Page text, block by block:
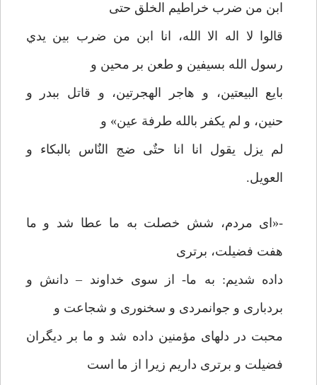
ابن من ضرب خراطیم الخلق حتی
قالوا لا اله الا الله، انا ابن من ضرب بین یدي
رسول الله بسیفین و طعن بر محین و
بایع البیعتین، و هاجر الهجرتین، و قاتل ببدر و
حنین، و لم یکفر بالله طرفة عین» و
لم یزل یقول انا انا حتٌی ضج النٌاس بالبکاء و
العویل.
-«ای مردم، شش خصلت به ما عطا شد و ما
هفت فضیلت، برتری
داده شدیم: به ما- از سوی خداوند – دانش و
بردباری و جوانمردی و سخنوری و شجاعت و
محبت در دلهای مؤمنین داده شد و ما بر دیگران
فضیلت و برتری داریم زیرا از ما است